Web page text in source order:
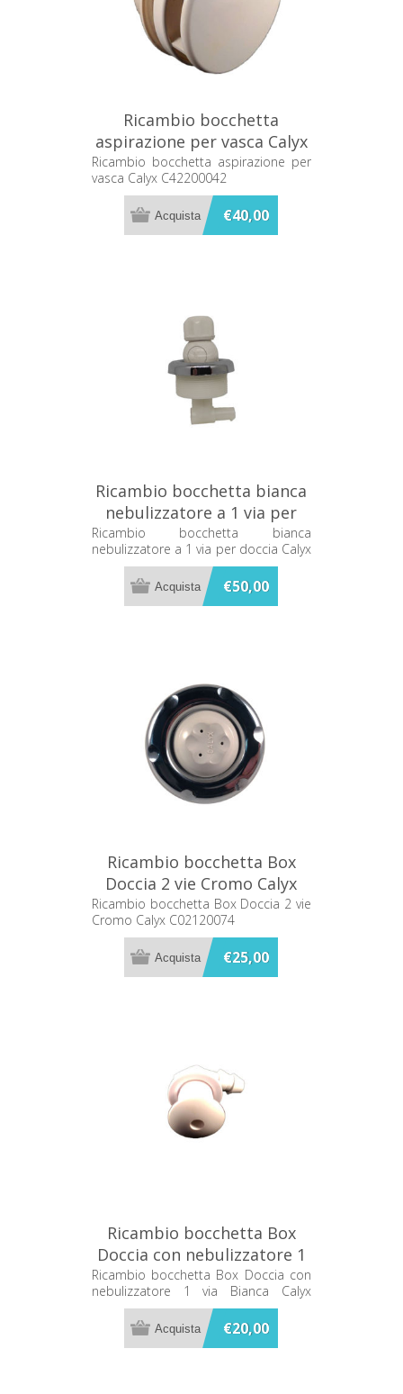
Ricambio bocchetta
aspirazione per vasca Calyx
C42200042
Ricambio bocchetta aspirazione per
vasca Calyx C42200042
€40,00
Ricambio bocchetta bianca
nebulizzatore a 1 via per
doccia Calyx C44236591
Ricambio bocchetta bianca
nebulizzatore a 1 via per doccia Calyx
C44236591
€50,00
Ricambio bocchetta Box
Doccia 2 vie Cromo Calyx
C02120074
Ricambio bocchetta Box Doccia 2 vie
Cromo Calyx C02120074
€25,00
Ricambio bocchetta Box
Doccia con nebulizzatore 1
via Bianca Calyx C02120078
Ricambio bocchetta Box Doccia con
nebulizzatore 1 via Bianca Calyx
C02120078
€20,00